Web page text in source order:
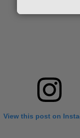
View this post on